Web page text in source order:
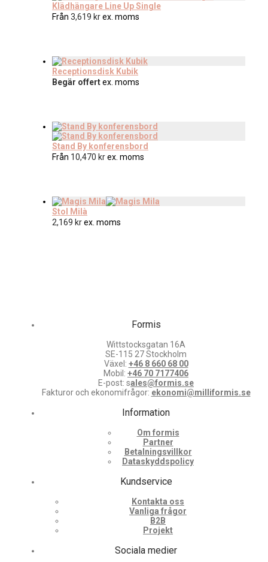
Klädhängare Line Up Single
Från 3,619 krex. moms
Receptionsdisk Kubik
Begär offertex. moms
Stand By konferensbord
Från 10,470 krex. moms
Stol Milà
2,169 krex. moms
Formis
Wittstocksgatan 16A
SE-115 27 Stockholm
Växel: +46 8 660 68 00
Mobil: +46 70 7177406
E-post: sales@formis.se
Fakturor och ekonomifrågor: ekonomi@milliformis.se
Information
Om formis
Partner
Betalningsvillkor
Dataskyddspolicy
Kundservice
Kontakta oss
Vanliga frågor
B2B
Projekt
Sociala medier